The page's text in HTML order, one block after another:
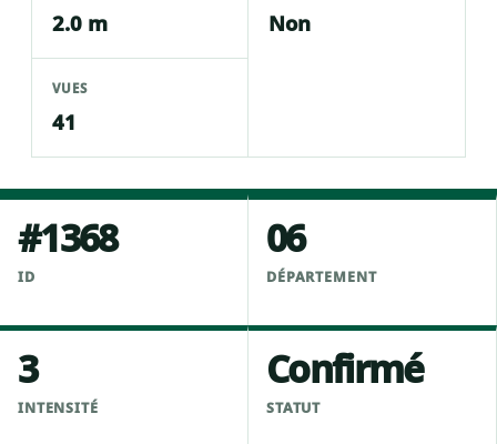
2.0 m Non
VUES
41
#1368
ID
06
DÉPARTEMENT
3
INTENSITÉ
Confirmé
STATUT